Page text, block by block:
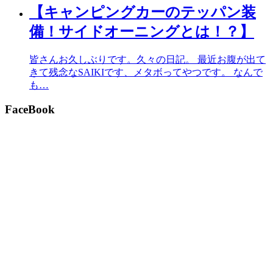
【キャンピングカーのテッパン装
備！サイドオーニングとは！？】
皆さんお久しぶりです。久々の日記。 最近お腹が出て
きて残念なSAIKIです、メタボってやつです。 なんで
も…
FaceBook